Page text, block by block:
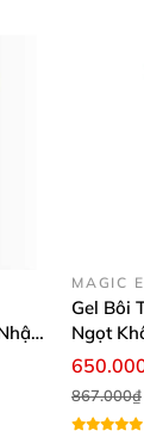
MAGIC
Gel Bôi
Ngọt
Viêm
867.000₫